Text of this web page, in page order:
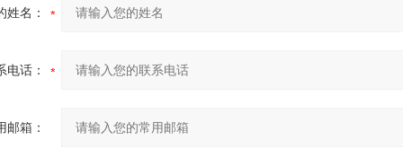
姓名：
电话：
邮箱：